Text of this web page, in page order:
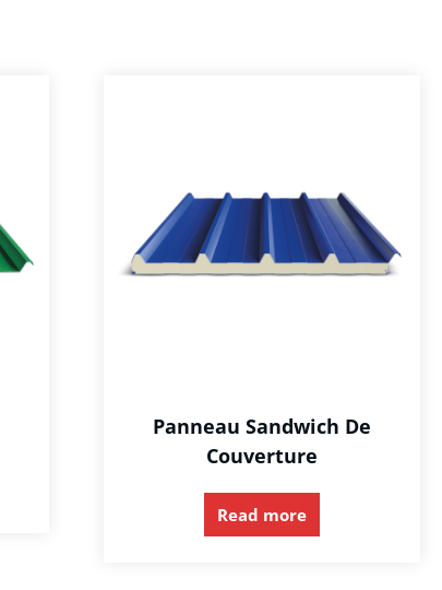
Panneau Sandwich De
Couverture
Read more